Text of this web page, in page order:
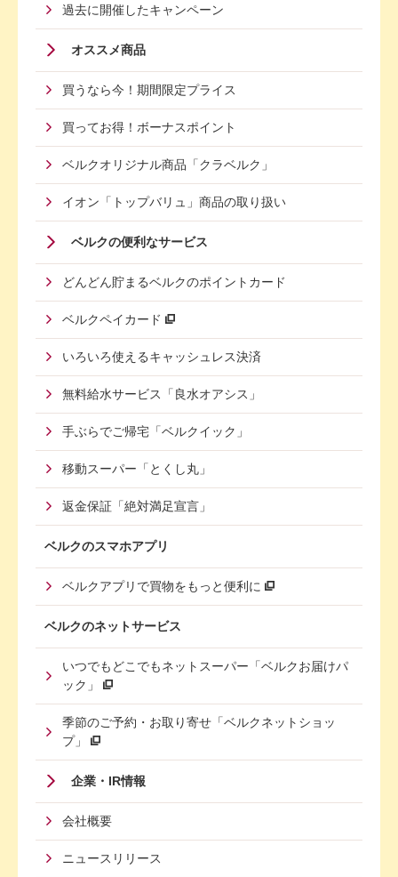
過去に開催したキャンペーン
オススメ商品
買うなら今！期間限定プライス
買ってお得！ボーナスポイント
ベルクオリジナル商品「クラベルク」
イオン「トップバリュ」商品の取り扱い
Footer
Menu
Second
ベルクの便利なサービス
どんどん貯まるベルクのポイントカード
ベルクペイカード
いろいろ使えるキャッシュレス決済
無料給水サービス「良水オアシス」
手ぶらでご帰宅「ベルクイック」
移動スーパー「とくし丸」
返金保証「絶対満足宣言」
ベルクのスマホアプリ
ベルクアプリで買物をもっと便利に
ベルクのネットサービス
いつでもどこでもネットスーパー「ベルクお届けパ
ック」
季節のご予約・お取り寄せ「ベルクネットショッ
プ」
Footer
Menu
Third
企業・IR情報
会社概要
ニュースリリース